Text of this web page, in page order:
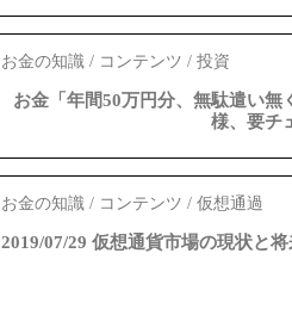
お金「年間50万円分、無駄遣い無
様、要チ
お金の知識 / コンテンツ / 投資
2019/07/29 仮想通貨市場の現状と
お金の知識 / コンテンツ / 仮想通過